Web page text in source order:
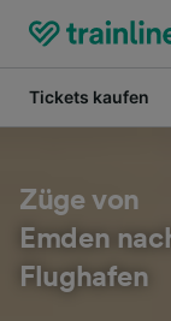
Tickets kaufen
Züge von
Emden
Flughafen